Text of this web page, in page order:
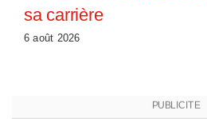
sa carrière
6 août 2026
PUBLICITE